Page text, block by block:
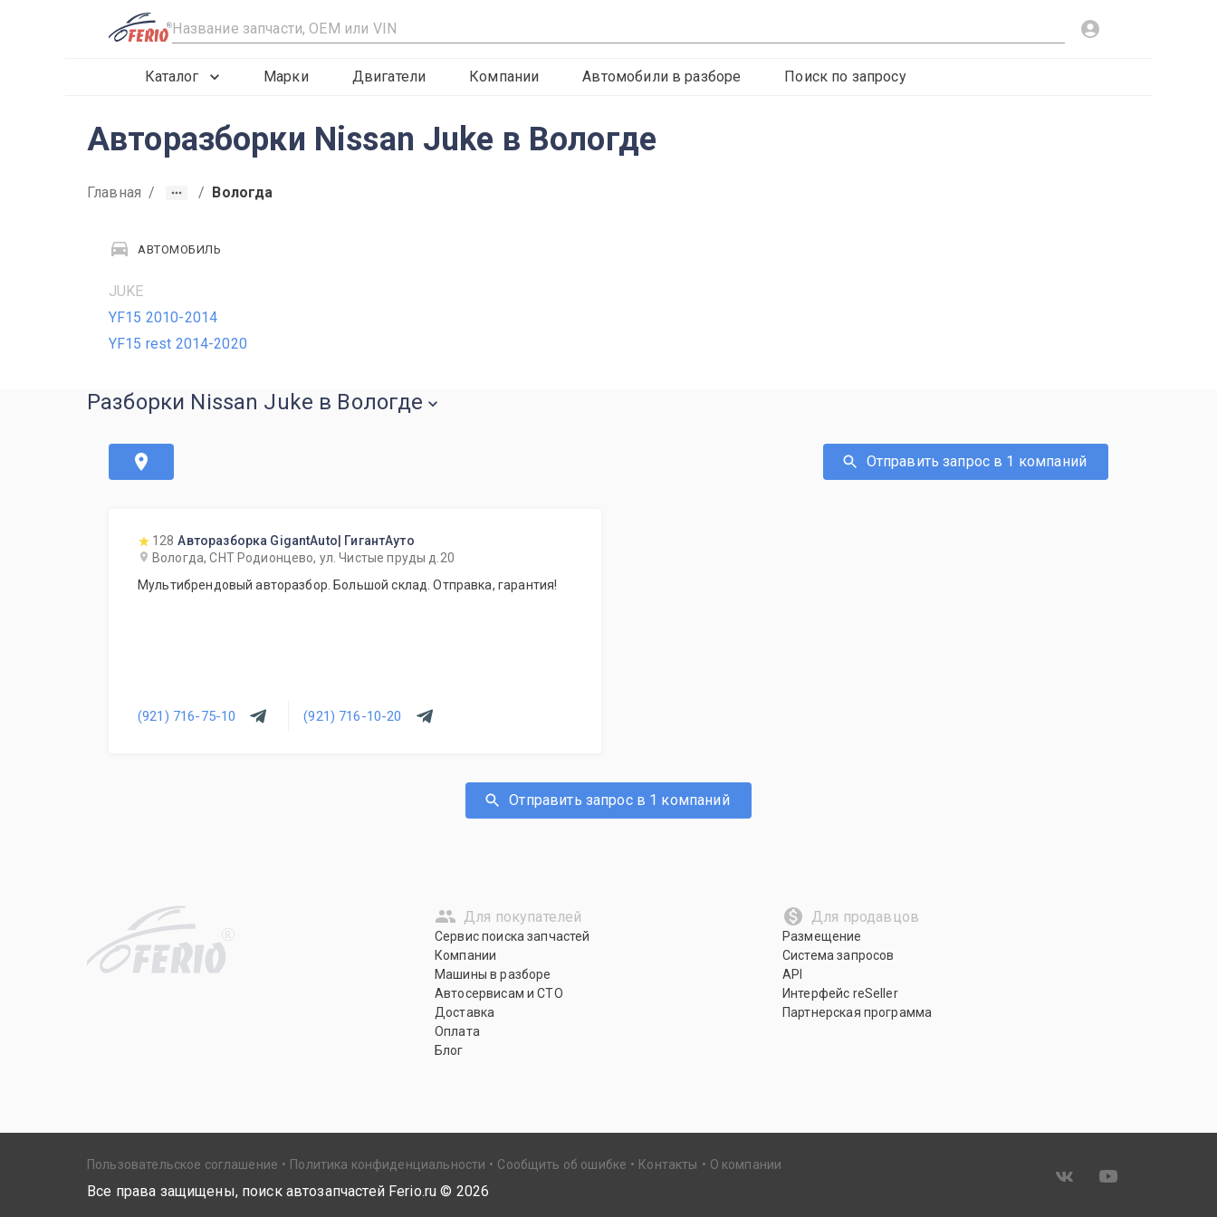
R
Каталог Марки Двигатели Компании Автомобили в разборе Поиск по запросу
Авторазборки Nissan Juke в Вологде
Главная / / Вологда
АВТОМОБИЛЬ
JUKE
YF15 2010-2014
YF15 rest 2014-2020
Разборки Nissan Juke в Вологде
Отправить запрос в 1 компаний
128 Авторазборка GigantAuto| ГигантАуто
Вологда, СНТ Родионцево, ул. Чистые пруды д.20
Мультибрендовый авторазбор. Большой склад. Отправка, гарантия!
(921) 716-75-10 (921) 716-10-20
Отправить запрос в 1 компаний
R
Для покупателей
Сервис поиска запчастей
Компании
Машины в разборе
Автосервисам и СТО
Доставка
Оплата
Блог
Для продавцов
Размещение
Система запросов
API
Интерфейс reSeller
Партнерская программа
Пользовательское соглашение Политика конфиденциальности Сообщить об ошибке Контакты О компании
Все права защищены, поиск автозапчастей Ferio.ru © 2026